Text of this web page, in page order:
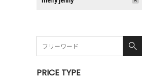
PRICE TYPE